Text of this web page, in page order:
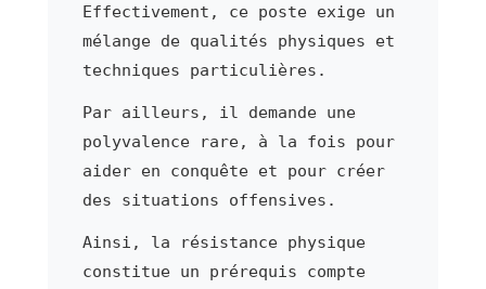
Effectivement, ce poste exige un
mélange de qualités physiques et
techniques particulières.
Par ailleurs, il demande une
polyvalence rare, à la fois pour
aider en conquête et pour créer
des situations offensives.
Ainsi, la résistance physique
constitue un prérequis compte